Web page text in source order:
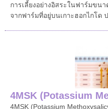
การเลี้ยงอย่างอิสระในฟาร์มขน
จากฟาร์มที่อยู่บนเกาะฮอกไกโด
4MSK (Potassium
4MSK (Potassium